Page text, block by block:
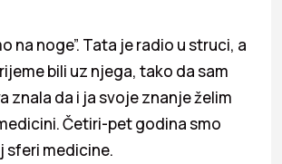
na noge”. Tata je radio u struci, a
bili uz njega, tako da sam
znala da i ja svoje znanje želim
Četiri-pet godina smo
sferi medicine.